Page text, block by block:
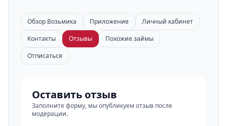
Обзор Возьмика Приложение
Личный кабинет
Контакты
Отзывы
Похожие займы
Отписаться
Оставить отзыв
Заполните форму, мы опубликуем отзыв после
модерации.